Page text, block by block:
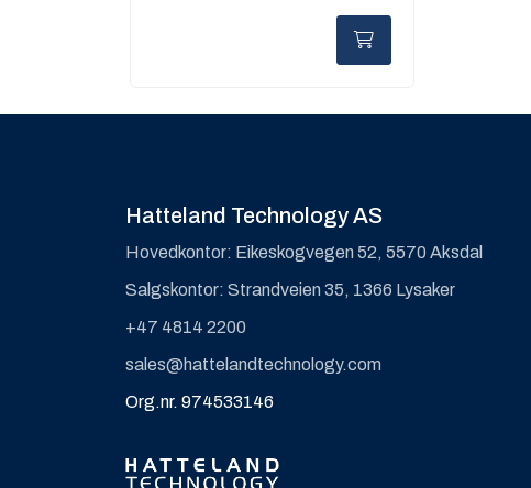
Hatteland Technology AS
Hovedkontor: Eikeskogvegen 52, 5570 Aksdal
Salgskontor: Strandveien 35, 1366 Lysaker
+47 4814 2200
sales@hattelandtechnology.com
Org.nr. 974533146